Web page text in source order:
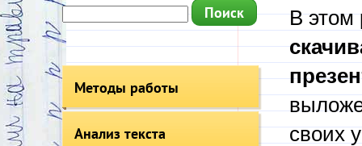
Методы работы
Анализ текста
В этом
своих